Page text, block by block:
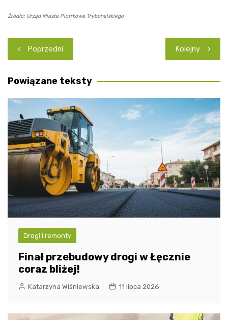
Źródło: Urząd Miasta Piotrkowa Trybunalskiego
Nawigacja
wpisu
Poprzedni Kolejny
Powiązane teksty
Drogi i remonty
Finał przebudowy drogi w Łęcznie
coraz bliżej!
Katarzyna Wiśniewska 11 lipca 2026